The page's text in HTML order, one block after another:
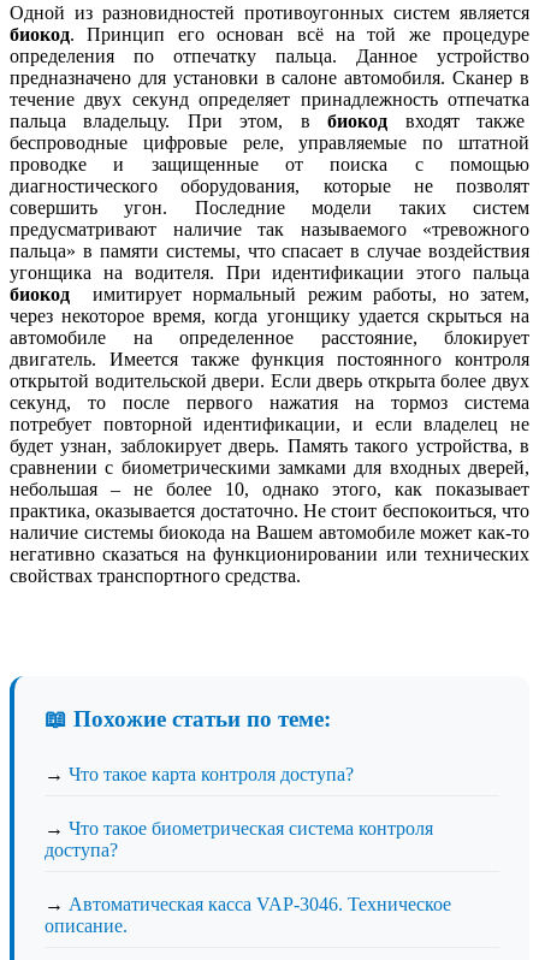
Одной из разновидностей противоугонных систем является
биокод. Принцип его основан всё на той же процедуре
определения по отпечатку пальца. Данное устройство
предназначено для установки в салоне автомобиля. Сканер в
течение двух секунд определяет принадлежность отпечатка
пальца владельцу. При этом, вбиокод входят также
беспроводные цифровые реле, управляемые по штатной
проводке и защищенные от поиска с помощью
диагностического оборудования, которые не позволят
совершить угон. Последние модели таких систем
предусматривают наличие так называемого «тревожного
пальца» в памяти системы, что спасает в случае воздействия
угонщика на водителя. При идентификации этого пальца
биокод имитирует нормальный режим работы, но затем,
через некоторое время, когда угонщику удается скрыться на
автомобиле на определенное расстояние, блокирует
двигатель. Имеется также функция постоянного контроля
открытой водительской двери. Если дверь открыта более двух
секунд, то после первого нажатия на тормоз система
потребует повторной идентификации, и если владелец не
будет узнан, заблокирует дверь. Память такого устройства, в
сравнении с биометрическими замками для входных дверей,
небольшая – не более 10, однако этого, как показывает
практика, оказывается достаточно. Не стоит беспокоиться, что
наличие системы биокода на Вашем автомобиле может как-то
негативно сказаться на функционировании или технических
свойствах транспортного средства.
📖 Похожие статьи по теме:
→ Что такое карта контроля доступа?
→ Что такое биометрическая система контроля
доступа?
→ Автоматическая касса VAP-3046. Техническое
описание.